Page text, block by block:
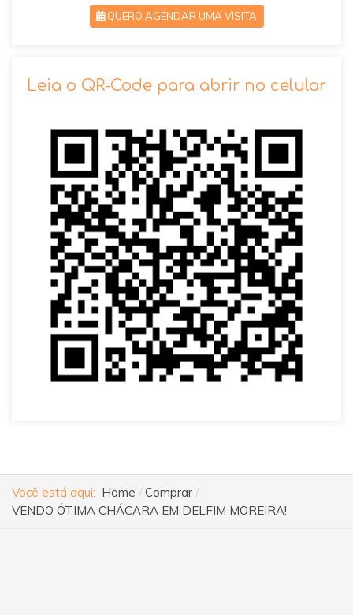
QUERO AGENDAR UMA VISITA
Leia o QR-Code para abrir no celular
Você está aqui: Home
Comprar
VENDO ÓTIMA CHÁCARA EM DELFIM MOREIRA!